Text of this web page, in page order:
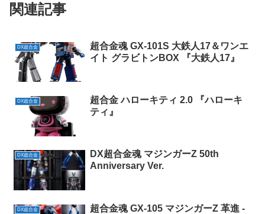
関連記事
DX超合金
超合金魂 GX-101S 大鉄人17＆ワンエ
イト グラビトンBOX 『大鉄人17』
DX超合金
超合金 ハローキティ 2.0 『ハローキ
ティ』
DX超合金
DX超合金魂 マジンガーZ 50th
Anniversary Ver.
DX超合金
超合金魂 GX-105 マジンガーZ 革進 -